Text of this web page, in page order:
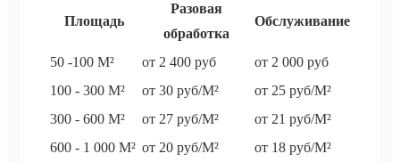
Площадь
Разовая
обработка
Обслуживание
50 -100 М² от 2 400 руб
от 2 000 руб
100 - 300 М²
от 30 руб/М²
от 25 руб/М²
300 - 600 М²
от 27 руб/М²
от 21 руб/М²
600 - 1 000 М² от 20 руб/М²
от 18 руб/М²